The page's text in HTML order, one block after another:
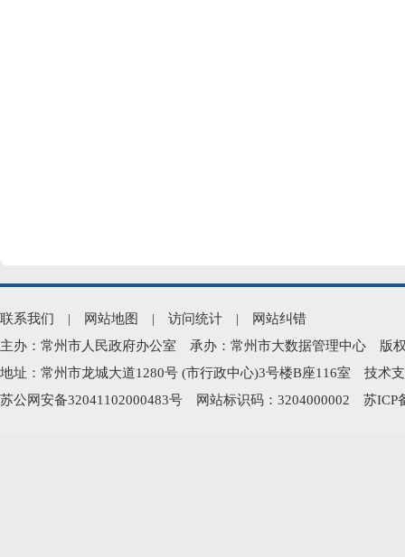
联系我们 | 网站地图 | 访问统计 |
网站纠错
主办：常州市人民政府办公室 承办：常州市大数据管理中心 版
地址：常州市龙城大道1280号 (市行政中心)3号楼B座116室 技术
苏公网安备32041102000483号 网站标识码：3204000002 苏ICP